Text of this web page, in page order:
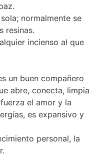
normalmente se
resinas.
incienso al que
un buen compañero
abre, conecta, limpia
el amor y la
es expansivo y
personal, la